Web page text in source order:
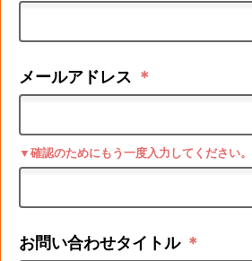
メールアドレス ＊
▼確認のためにもう一度入力してください。
お問い合わせタイトル ＊